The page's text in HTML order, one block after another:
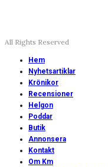
All Rights Reserved
Hem
Nyhetsartiklar
Krönikor
Recensioner
Helgon
Poddar
Butik
Annonsera
Kontakt
Om Km